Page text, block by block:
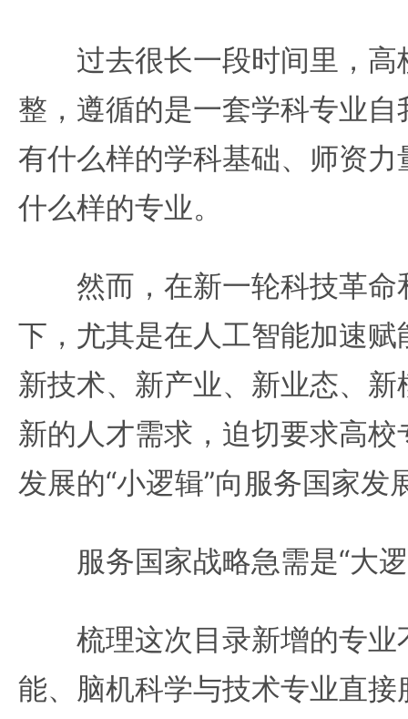
过去很长一段时间里，高
整，遵循的是一套学科专业自
有什么样的学科基础、师资
什么样的专业。
然而，在新一轮科技革命
下，尤其是在人工智能加速
新技术、新产业、新业态、
新的人才需求，迫切要求高
发展的“小逻辑”向服务国家发
服务国家战略急需是“大逻
梳理这次目录新增的专业
能、脑机科学与技术专业直